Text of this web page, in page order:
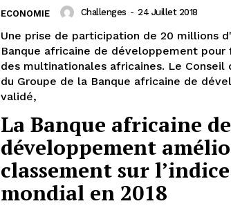
ECONOMIE Challenges - 24 Juillet 2018
Une prise de participation de 20 millions
Banque africaine de développement pour
des multinationales africaines. Le Conseil
du Groupe de la Banque africaine de
validé,
La Banque africaine de
développement
classement sur l’indice
mondial en 2018